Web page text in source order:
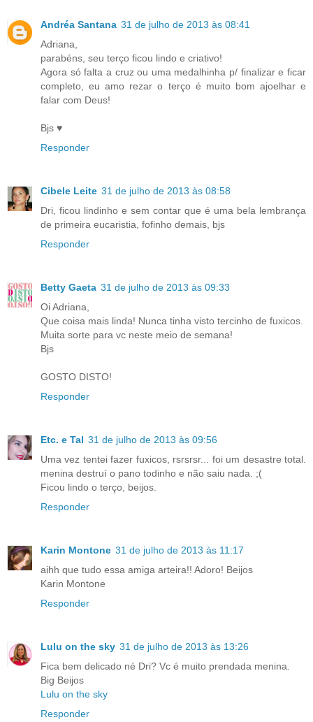
Andréa Santana 31 de julho de 2013 às 08:41
Adriana,
parabéns, seu terço ficou lindo e criativo!
Agora só falta a cruz ou uma medalhinha p/ finalizar e ficar
completo, eu amo rezar o terço é muito bom ajoelhar e
falar com Deus!
Bjs ♥
Responder
Cibele Leite 31 de julho de 2013 às 08:58
Dri, ficou lindinho e sem contar que é uma bela lembrança
de primeira eucaristia, fofinho demais, bjs
Responder
Betty Gaeta 31 de julho de 2013 às 09:33
Oi Adriana,
Que coisa mais linda! Nunca tinha visto tercinho de fuxicos.
Muita sorte para vc neste meio de semana!
Bjs
GOSTO DISTO!
Responder
Etc. e Tal 31 de julho de 2013 às 09:56
Uma vez tentei fazer fuxicos, rsrsrsr... foi um desastre total.
menina destruí o pano todinho e não saiu nada. ;(
Ficou lindo o terço, beijos.
Responder
Karin Montone 31 de julho de 2013 às 11:17
aihh que tudo essa amiga arteira!! Adoro! Beijos
Karin Montone
Responder
Lulu on the sky 31 de julho de 2013 às 13:26
Fica bem delicado né Dri? Vc é muito prendada menina.
Big Beijos
Lulu on the sky
Responder